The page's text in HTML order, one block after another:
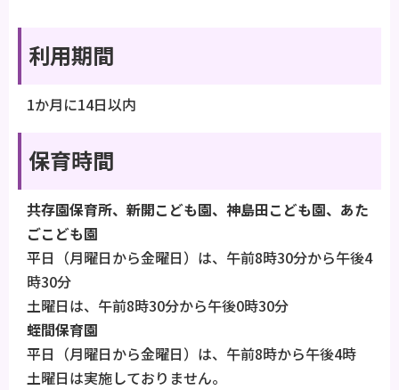
利用期間
1か月に14日以内
保育時間
共存園保育所、新開こども園、神島田こども園、あた
ごこども園
平日（月曜日から金曜日）は、午前8時30分から午後4
時30分
土曜日は、午前8時30分から午後0時30分
蛭間保育園
平日（月曜日から金曜日）は、午前8時から午後4時
土曜日は実施しておりません。